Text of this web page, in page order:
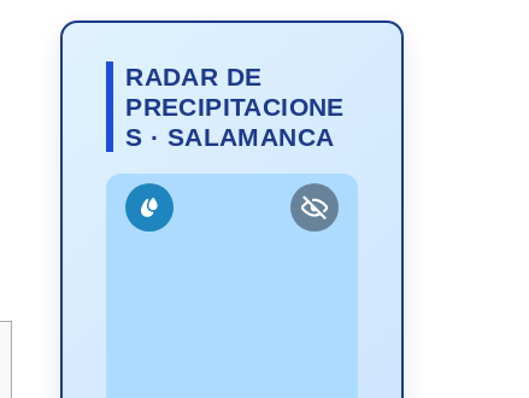
RADAR DE
PRECIPITACIONE
S · SALAMANCA